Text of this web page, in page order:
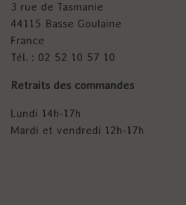
3 rue de Tasmanie
44115 Basse Goulaine
France
Tél. : 02 52 10 57 10
Retraits des commandes
Lundi 14h-17h
Mardi et vendredi 12h-17h